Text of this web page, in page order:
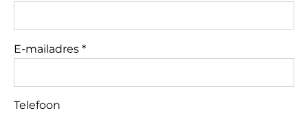
E-mailadres *
Telefoon